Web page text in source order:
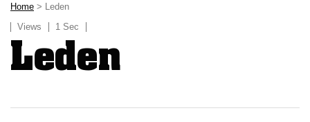
Home > Leden
Views
1 Sec
Leden